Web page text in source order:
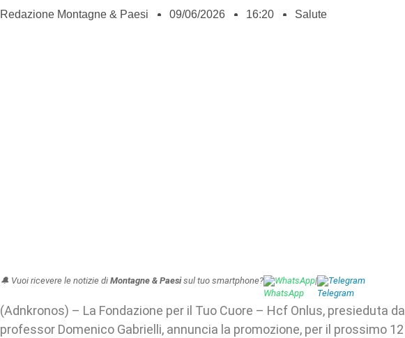
Redazione Montagne & Paesi 09/06/2026 16:20 Salute
🔔 Vuoi ricevere le notizie di Montagne & Paesisul tuo smartphone? WhatsApp| Telegram
(Adnkronos) – La Fondazione per il Tuo Cuore – Hcf Onlus, presieduta dal
professor Domenico Gabrielli, annuncia la promozione, per il prossimo 12